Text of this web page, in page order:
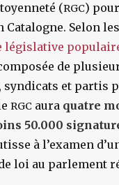
(RGC)
Catalogne. Selon
législative
de
syndicats et partis
RGC aura quatre
50.000
à l’examen
loi au parlement